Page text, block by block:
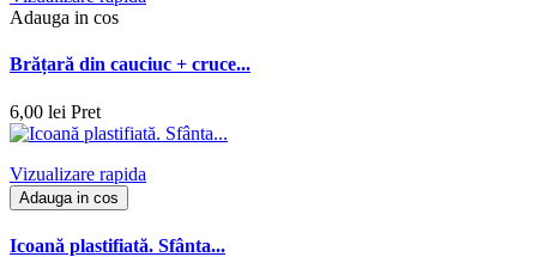
Adauga in cos
Brățară din cauciuc + cruce...
6,00 lei Pret
Vizualizare rapida
Adauga in cos
Icoană plastifiată. Sfânta...